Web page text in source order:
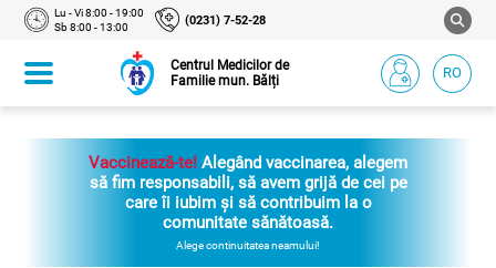
Lu - Vi 8:00 - 19:00
Sb 8:00 - 13:00
(0231) 7-52-28
Centrul Medicilor de
Familie mun. Bălți
RO
Vaccinează-te! Alegând vaccinarea, alegem
să fim responsabili, să avem grijă de cei pe
care îi iubim și să contribuim la o
comunitate sănătoasă.
Alege continuitatea neamului!